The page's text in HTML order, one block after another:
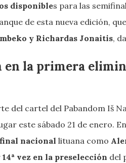
disponibles para las
de esta nueva edición,
y Richardas Jonaitis,
en la primera
del cartel del Pabandom Iš
este sábado 21 de enero.
nacional lituana como
14ª vez en la preselección del